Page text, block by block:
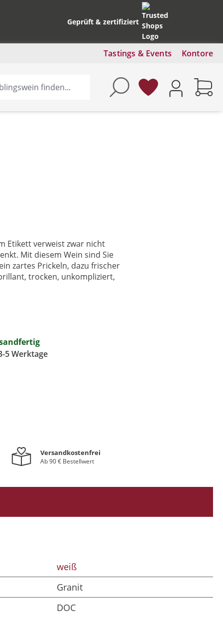
Geprüft & zertifiziert
Tastings & Events Kontore
Etikett verweist zwar nicht
Mit diesem Wein sind Sie
zartes Prickeln, dazu frischer
trocken, unkompliziert,
5 Werktage
Versandkostenfrei
Ab 90 € Bestellwert
weiß
Granit
DOC